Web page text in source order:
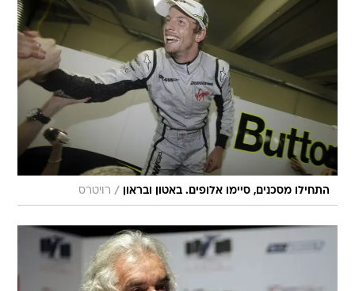
התחילו מסכנים, סיימו אלופים. באטון ובראון / רויטרס